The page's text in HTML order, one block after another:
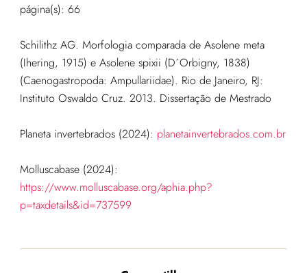
página(s): 66
Schilithz AG. Morfologia comparada de Asolene meta
(Ihering, 1915) e Asolene spixii (D´Orbigny, 1838)
(Caenogastropoda: Ampullariidae). Rio de Janeiro, RJ:
Instituto Oswaldo Cruz. 2013. Dissertação de Mestrado
Planeta invertebrados (2024): planetainvertebrados.com.br
Molluscabase (2024):
https://www.molluscabase.org/aphia.php?
p=taxdetails&id=737599